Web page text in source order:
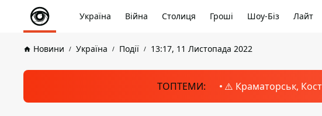
Україна Війна Столиця Гроші Шоу-Біз Лайт
Новини Україна Події 13:17, 11 Листопада 2022
ТОПТЕМИ: ⚠️ Краматорськ,